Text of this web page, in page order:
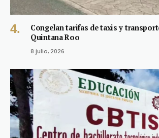
Congelan tarifas de taxis y
Quintana Roo
8 julio, 2026